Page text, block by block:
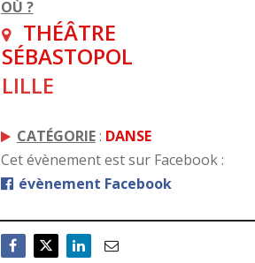
OÙ ?
THÉÂTRE
SÉBASTOPOL
LILLE
CATÉGORIE: DANSE
Cet évènement est sur Facebook :
évènement Facebook